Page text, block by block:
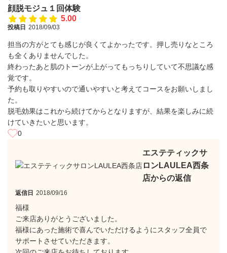
顔脱モジュ１回体験
5.00
投稿日 2018/09/03
担当の方がとても感じが良くてよかったです。押し売りなところ
も全くありませんでした。
終わったあと肌のトーンが上がってもっちりしていて不思議な感
覚です。
予約も取りやすいので通いやすいと考えてコースをお願いしまし
た。
脱毛効果はこれから続けてからとなりますが、結果を楽しみに続
けていきたいと思います。
0
エステティックサ
ロンLAULEA西条
店からの返信
返信日 2018/09/16
福様
ご来店ありがとうございました。
福様にあった施術で喜んでいただけるようにスタッフ全員で
サポートさせていただきます。